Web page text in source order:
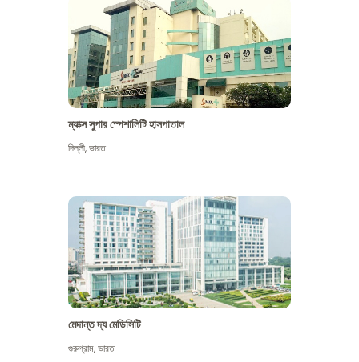
ম্যাক্স সুপার স্পেশালিটি হাসপাতাল
দিল্লী,ভারত
মেদান্ত দ্য মেডিসিটি
গুরুগ্রাম,ভারত